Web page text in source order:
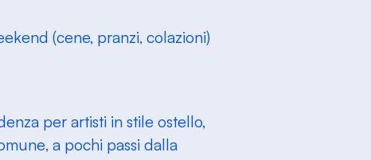
(cene, pranzi, colazioni)
per artisti in stile ostello,
, a pochi passi dalla